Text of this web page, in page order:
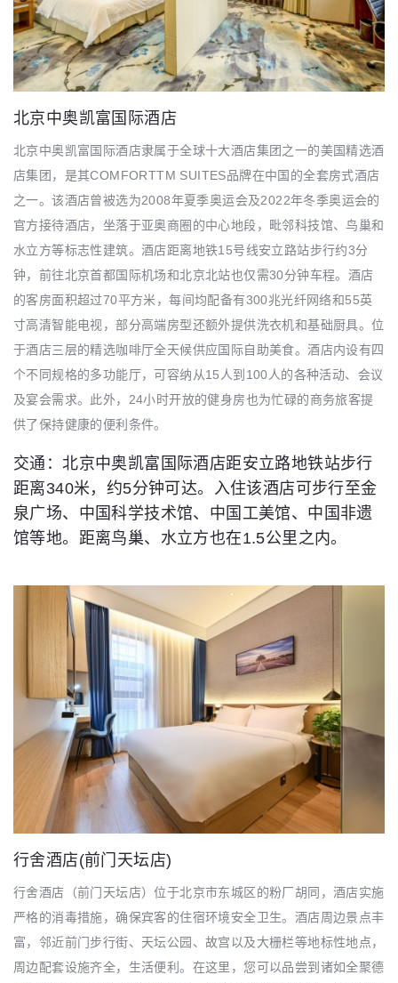
北京中奥凯富国际酒店
北京中奥凯富国际酒店隶属于全球十大酒店集团之一的美国精选酒
店集团，是其COMFORTTM SUITES品牌在中国的全套房式酒店
之一。该酒店曾被选为2008年夏季奥运会及2022年冬季奥运会的
官方接待酒店，坐落于亚奥商圈的中心地段，毗邻科技馆、鸟巢和
水立方等标志性建筑。酒店距离地铁15号线安立路站步行约3分
钟，前往北京首都国际机场和北京北站也仅需30分钟车程。酒店
的客房面积超过70平方米，每间均配备有300兆光纤网络和55英
寸高清智能电视，部分高端房型还额外提供洗衣机和基础厨具。位
于酒店三层的精选咖啡厅全天候供应国际自助美食。酒店内设有四
个不同规格的多功能厅，可容纳从15人到100人的各种活动、会议
及宴会需求。此外，24小时开放的健身房也为忙碌的商务旅客提
供了保持健康的便利条件。
交通：北京中奥凯富国际酒店距安立路地铁站步行
距离340米，约5分钟可达。入住该酒店可步行至金
泉广场、中国科学技术馆、中国工美馆、中国非遗
馆等地。距离鸟巢、水立方也在1.5公里之内。
行舍酒店(前门天坛店)
行舍酒店（前门天坛店）位于北京市东城区的粉厂胡同，酒店实施
严格的消毒措施，确保宾客的住宿环境安全卫生。酒店周边景点丰
富，邻近前门步行街、天坛公园、故宫以及大栅栏等地标性地点，
周边配套设施齐全，生活便利。在这里，您可以品尝到诸如全聚德